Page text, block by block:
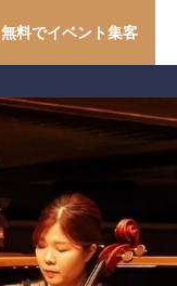
無料でイベント集客